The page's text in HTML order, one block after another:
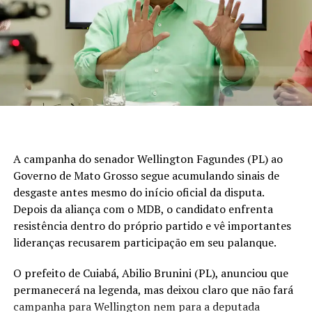
Judiciário e cumpridos nesta terça-feira.
As armas, munições e demais materiais apreendidos
foram encaminhados para perícia.
O preso foi conduzido à unidade policial para lavratura
do flagrante e permanece à disposição da Justiça.
A campanha do senador Wellington Fagundes (PL) ao
Governo de Mato Grosso segue acumulando sinais de
desgaste antes mesmo do início oficial da disputa.
Depois da aliança com o MDB, o candidato enfrenta
resistência dentro do próprio partido e vê importantes
lideranças recusarem participação em seu palanque.
O prefeito de Cuiabá, Abilio Brunini (PL), anunciou que
permanecerá na legenda, mas deixou claro que não fará
campanha para Wellington nem para a deputada